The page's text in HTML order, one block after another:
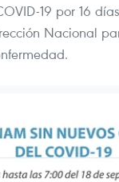
19 por 16
Nacional